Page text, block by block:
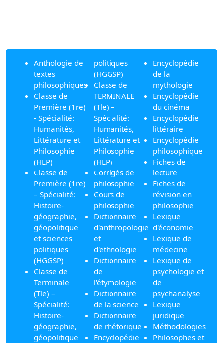
Anthologie de
textes
philosophiques
Classe de
Première (1re)
- Spécialité:
Humanités,
Littérature et
Philosophie
(HLP)
Classe de
Première (1re)
– Spécialité:
Histoire-
géographie,
géopolitique
et sciences
politiques
(HGGSP)
Classe de
Terminale
(Tle) –
Spécialité:
Histoire-
géographie,
géopolitique
politiques
(HGGSP)
Classe de
TERMINALE
(Tle) –
Spécialité:
Humanités,
Littérature et
Philosophie
(HLP)
Corrigés de
philosophie
Cours de
philosophie
Dictionnaire
d'anthropologie
et
d'ethnologie
Dictionnaire
de
l'étymologie
Dictionnaire
de la science
Dictionnaire
de rhétorique
Encyclopédie
Encyclopédie
de la
mythologie
Encyclopédie
du cinéma
Encyclopédie
littéraire
Encyclopédie
philosophique
Fiches de
lecture
Fiches de
révision en
philosophie
Lexique
d'économie
Lexique de
médecine
Lexique de
psychologie et
de
psychanalyse
Lexique
juridique
Méthodologies
Philosophes et